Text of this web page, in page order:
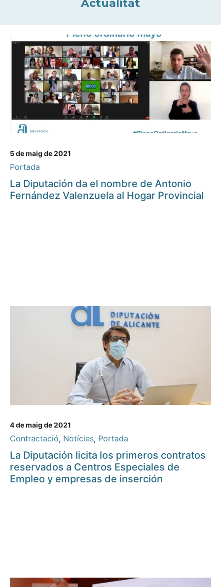
Actualitat
5 de maig de 2021
Portada
La Diputación da el nombre de Antonio
Fernández Valenzuela al Hogar Provincial
4 de maig de 2021
Contractació, Notícies, Portada
La Diputación licita los primeros contratos
reservados a Centros Especiales de
Empleo y empresas de inserción